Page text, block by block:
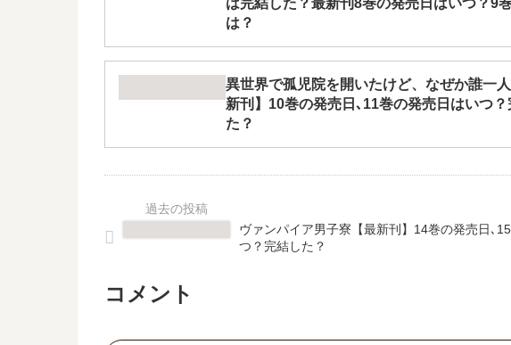
は？
異世界で孤児院を開いたけど、なぜか誰一
新刊】10巻の発売日､11巻の発売日はいつ？
た？
ヴァンパイア男子寮【最新刊】14巻の発売日､
つ？完結した？
コメント